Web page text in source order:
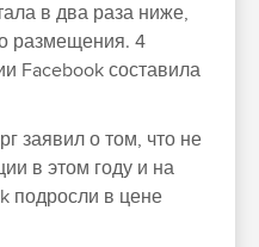
в два раза ниже,
размещения. 4
Facebook составила
заявил о том, что не
в этом году и на
подросли в цене